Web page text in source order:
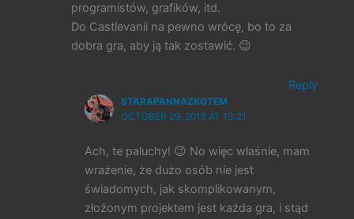
programistów, grafików, itd.
Do Castlevanii na pewno wrócę, bo to za
dobra gra, aby ją tak zostawić. 😉
Reply
STARAPANNAZKOTEM
OCTOBER 29, 2018 AT 13:21
Ach, te paluchy! 😉 No więc właśnie, mam
wrażenie, że dużo osób nie jest
świadomych, jak skomplikowanym,
złożonym projektem jest każda gra, i stąd